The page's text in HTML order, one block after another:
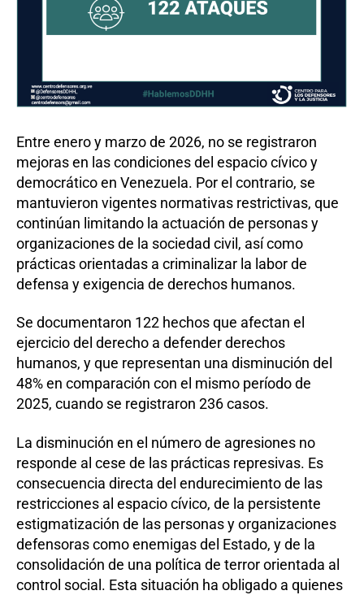
Entre enero y marzo de 2026, no se registraron
mejoras en las condiciones del espacio cívico y
democrático en Venezuela. Por el contrario, se
mantuvieron vigentes normativas restrictivas, que
continúan limitando la actuación de personas y
organizaciones de la sociedad civil, así como
prácticas orientadas a criminalizar la labor de
defensa y exigencia de derechos humanos.
Se documentaron 122 hechos que afectan el
ejercicio del derecho a defender derechos
humanos, y que representan una disminución del
48% en comparación con el mismo período de
2025, cuando se registraron 236 casos.
La disminución en el número de agresiones no
responde al cese de las prácticas represivas. Es
consecuencia directa del endurecimiento de las
restricciones al espacio cívico, de la persistente
estigmatización de las personas y organizaciones
defensoras como enemigas del Estado, y de la
consolidación de una política de terror orientada al
control social. Esta situación ha obligado a quienes